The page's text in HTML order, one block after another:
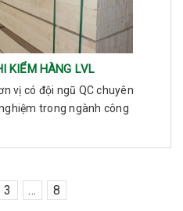
KIỂM HÀNG LVL
vị có đội ngũ QC chuyên
trong ngành công
3 ... 8